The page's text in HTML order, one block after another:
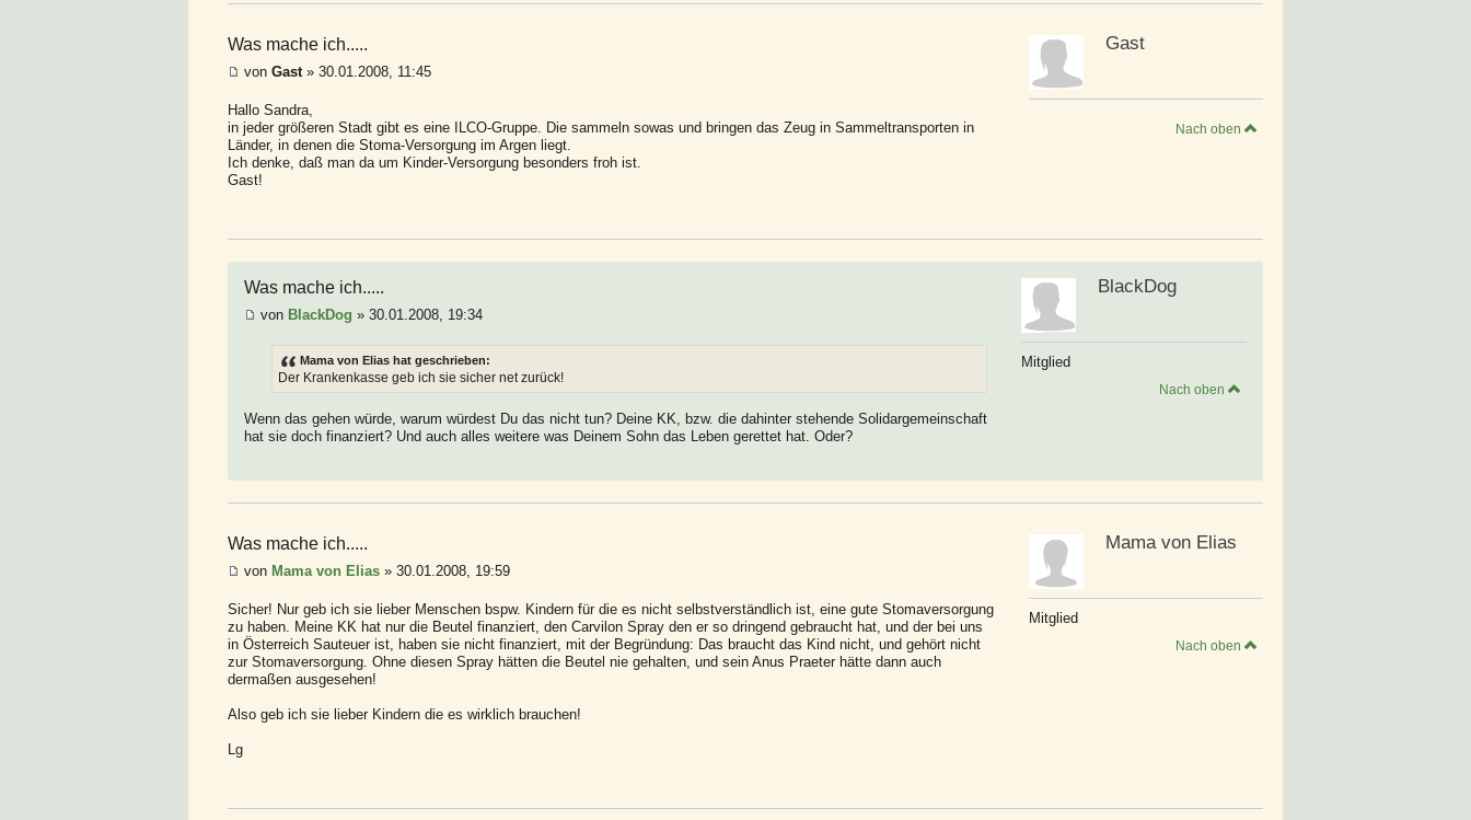
Was mache ich.....
von Gast » 30.01.2008, 11:45
Hallo Sandra,
in jeder größeren Stadt gibt es eine ILCO-Gruppe. Die sammeln sowas und bringen das Zeug in Sammeltransporten in
Länder, in denen die Stoma-Versorgung im Argen liegt.
Ich denke, daß man da um Kinder-Versorgung besonders froh ist.
Gast!
Gast
Nach oben
Was mache ich.....
von BlackDog » 30.01.2008, 19:34
Mama von Elias hat geschrieben:
Der Krankenkasse geb ich sie sicher net zurück!
Wenn das gehen würde, warum würdest Du das nicht tun? Deine KK, bzw. die dahinter stehende Solidargemeinschaft
hat sie doch finanziert? Und auch alles weitere was Deinem Sohn das Leben gerettet hat. Oder?
BlackDog
Mitglied
Nach oben
Was mache ich.....
von Mama von Elias » 30.01.2008, 19:59
Sicher! Nur geb ich sie lieber Menschen bspw. Kindern für die es nicht selbstverständlich ist, eine gute Stomaversorgung
zu haben. Meine KK hat nur die Beutel finanziert, den Carvilon Spray den er so dringend gebraucht hat, und der bei uns
in Österreich Sauteuer ist, haben sie nicht finanziert, mit der Begründung: Das braucht das Kind nicht, und gehört nicht
zur Stomaversorgung. Ohne diesen Spray hätten die Beutel nie gehalten, und sein Anus Praeter hätte dann auch
dermaßen ausgesehen!
Also geb ich sie lieber Kindern die es wirklich brauchen!
Lg
Mama von Elias
Mitglied
Nach oben